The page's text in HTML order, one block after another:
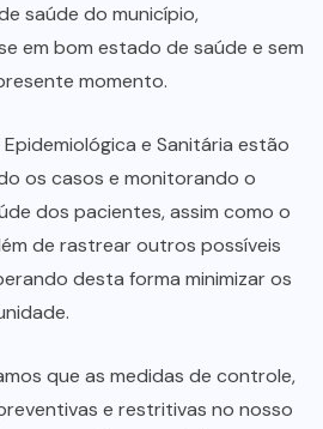
saúde do município,
em bom estado de saúde e sem
momento.
Epidemiológica e Sanitária estão
os casos e monitorando o
dos pacientes, assim como o
de rastrear outros possíveis
desta forma minimizar os
que as medidas de controle,
e restritivas no nosso